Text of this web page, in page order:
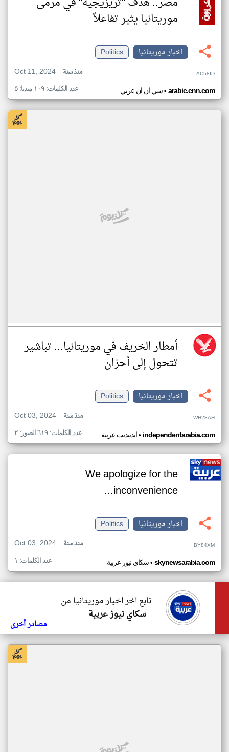
موريتانيا يثير تفاعلاً
اخبار موريتانيا
Politics
Oct 11, 2024
منذ سنة AC58ID
سي ان ان عربي• arabic.cnn.com عدد الكلمات: ١٠٩ ميديا: ٥
أمطار الخريف في موريتانيا... تباشير
تتحول إلى أحزان
اخبار موريتانيا
Politics
Oct 03, 2024
منذ سنة WH28AH
اندبندنت عربية• independentarabia.com عدد الكلمات: ٦١٩ الصور: ٢
We apologize for the
inconvenience...
اخبار موريتانيا
Politics
Oct 03, 2024
منذ سنة BY84XM
سكاي نيوز عربية• skynewsarabia.com عدد الكلمات: ١
تابع اخر اخبار موريتانيا من
سكاي نيوز عربية
مصادر أخرى